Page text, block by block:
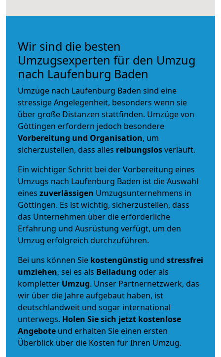
Wir sind die besten
Umzugsexperten für den Umzug
nach Laufenburg Baden
Umzüge nach Laufenburg Baden sind eine
stressige Angelegenheit, besonders wenn sie
über große Distanzen stattfinden. Umzüge von
Göttingen erfordern jedoch besondere
Vorbereitung und Organisation, um
sicherzustellen, dass alles reibungslosverläuft.
Ein wichtiger Schritt bei der Vorbereitung eines
Umzugs nach Laufenburg Baden ist die Auswahl
eines zuverlässigen Umzugsunternehmens in
Göttingen. Es ist wichtig, sicherzustellen, dass
das Unternehmen über die erforderliche
Erfahrung und Ausrüstung verfügt, um den
Umzug erfolgreich durchzuführen.
Bei uns können Sie kostengünstig und stressfrei
umziehen, sei es als Beiladung oder als
kompletter Umzug. Unser Partnernetzwerk, das
wir über die Jahre aufgebaut haben, ist
deutschlandweit und sogar international
unterwegs. Holen Sie sich jetzt kostenlose
Angebote und erhalten Sie einen ersten
Überblick über die Kosten für Ihren Umzug.